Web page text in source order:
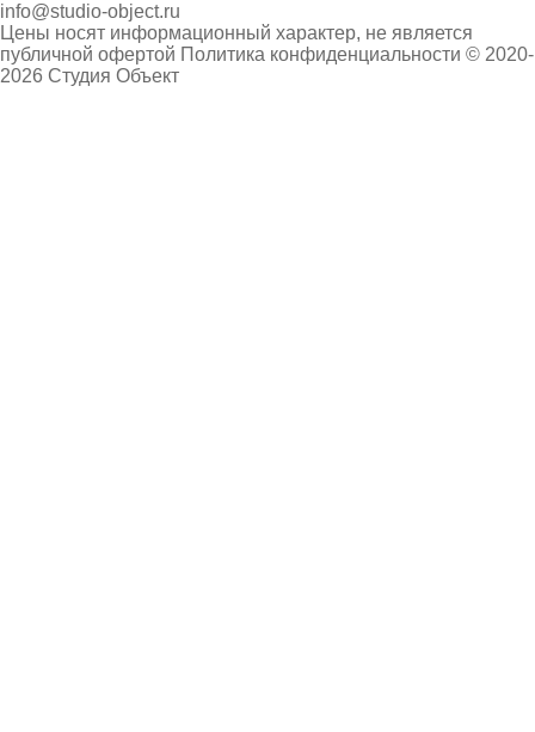
info@studio-object.ru
Цены носят информационный характер, не является
публичной офертой Политика конфиденциальности © 2020-
2026 Студия Объект